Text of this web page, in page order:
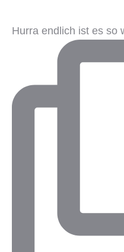
Hurra endlich ist es so